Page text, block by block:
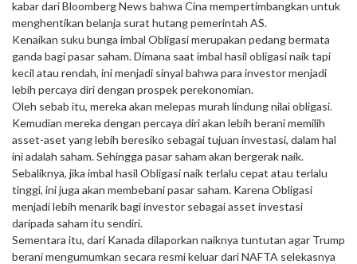
kabar dari Bloomberg News bahwa Cina mempertimbangkan untuk
menghentikan belanja surat hutang pemerintah AS.
Kenaikan suku bunga imbal Obligasi merupakan pedang bermata
ganda bagi pasar saham. Dimana saat imbal hasil obligasi naik tapi
kecil atau rendah, ini menjadi sinyal bahwa para investor menjadi
lebih percaya diri dengan prospek perekonomian.
Oleh sebab itu, mereka akan melepas murah lindung nilai obligasi.
Kemudian mereka dengan percaya diri akan lebih berani memilih
asset-aset yang lebih beresiko sebagai tujuan investasi, dalam hal
ini adalah saham. Sehingga pasar saham akan bergerak naik.
Sebaliknya, jika imbal hasil Obligasi naik terlalu cepat atau terlalu
tinggi, ini juga akan membebani pasar saham. Karena Obligasi
menjadi lebih menarik bagi investor sebagai asset investasi
daripada saham itu sendiri.
Sementara itu, dari Kanada dilaporkan naiknya tuntutan agar Trump
berani mengumumkan secara resmi keluar dari NAFTA selekasnya